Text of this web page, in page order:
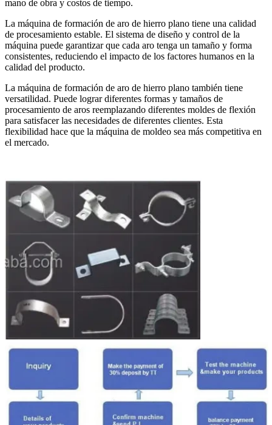
mano de obra y costos de tiempo.
La máquina de formación de aro de hierro plano tiene una calidad
de procesamiento estable. El sistema de diseño y control de la
máquina puede garantizar que cada aro tenga un tamaño y forma
consistentes, reduciendo el impacto de los factores humanos en la
calidad del producto.
La máquina de formación de aro de hierro plano también tiene
versatilidad. Puede lograr diferentes formas y tamaños de
procesamiento de aros reemplazando diferentes moldes de flexión
para satisfacer las necesidades de diferentes clientes. Esta
flexibilidad hace que la máquina de moldeo sea más competitiva en
el mercado.